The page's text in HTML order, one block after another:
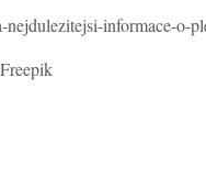
informace-o-